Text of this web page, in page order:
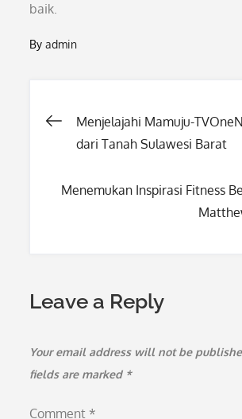
baik.
Byadmin
Post
Menjelajahi Mamuju-
dari Tanah Sulawesi Barat
Menemukan Inspirasi Fitness
Leave a Reply
Your email address will not be
fields are marked *
Comment *